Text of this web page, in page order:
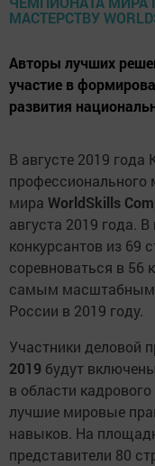
Авторы лучших
участие в
развития
В августе 2019 года
профессионального
мира WorldSkills
августа 2019 года.
конкурсантов из 69
соревноваться в 56
самым
России в 2019 году.
Участники деловой
2019 будут
в области
лучшие мировые
навыков. На
представители 80